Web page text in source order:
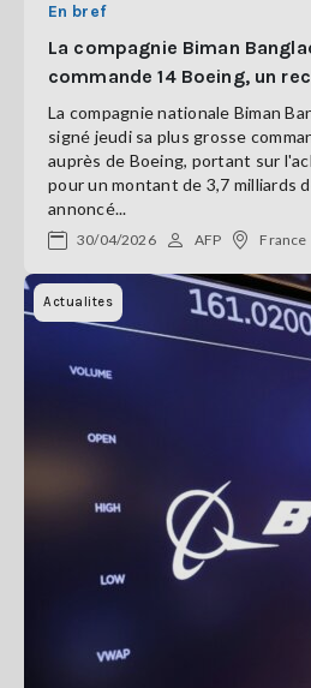
En bref
La compagnie Biman
commande 14 Boeing, un
La compagnie nationale Biman
signé jeudi sa plus grosse
auprès de Boeing, portant sur
pour un montant de 3,7 milliards
annoncé...
30/04/2026 AFP France
Actualites